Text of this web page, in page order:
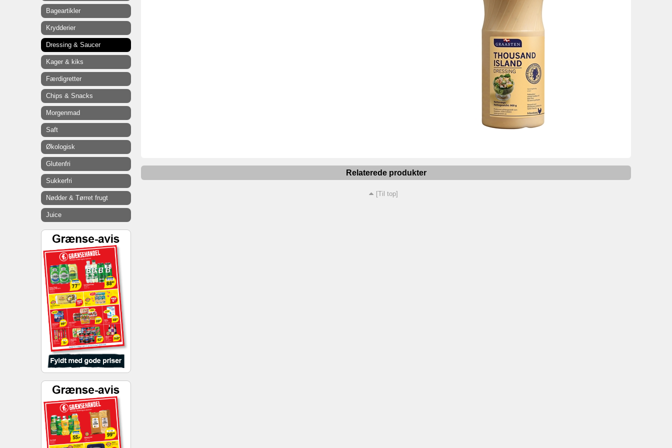
Relaterede produkter
[Til top]
Bageartikler
Krydderier
Dressing & Saucer
Kager & kiks
Færdigretter
Chips & Snacks
Morgenmad
Saft
Økologisk
Glutenfri
Sukkerfri
Nødder & Tørret frugt
Juice